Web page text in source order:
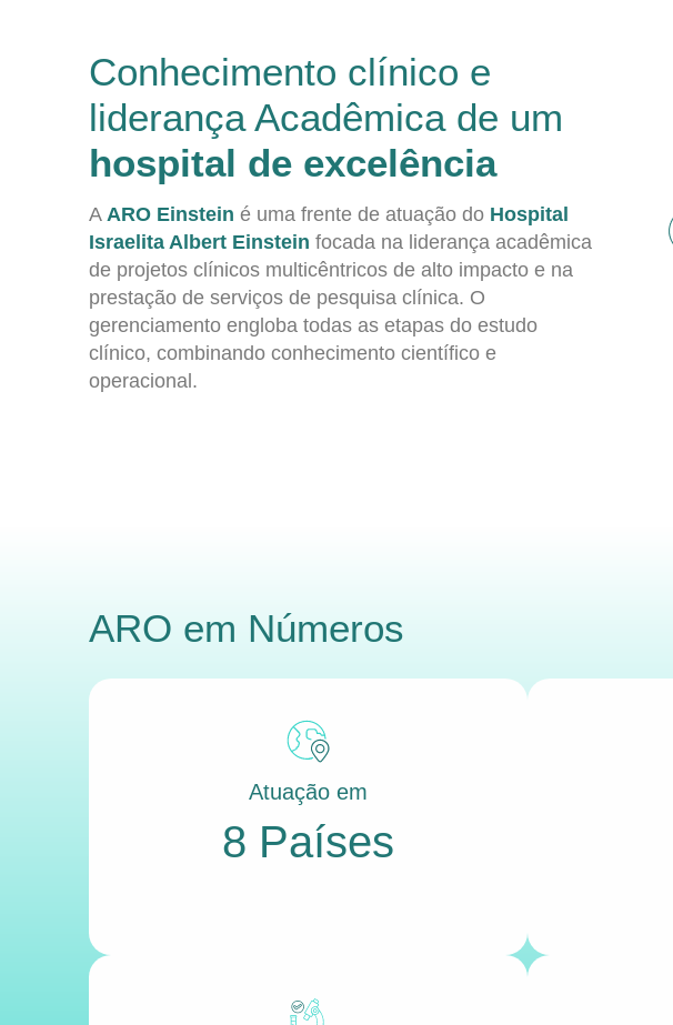
Conhecimento clínico e
liderança Acadêmica de um
hospital de excelência
A ARO Einstein é uma frente de atuação do Hospital
Israelita Albert Einstein focada na liderança acadêmica
de projetos clínicos multicêntricos de alto impacto e na
prestação de serviços de pesquisa clínica. O
gerenciamento engloba todas as etapas do estudo
clínico, combinando conhecimento científico e
operacional.
ARO em Números
Atuação em
8 Países